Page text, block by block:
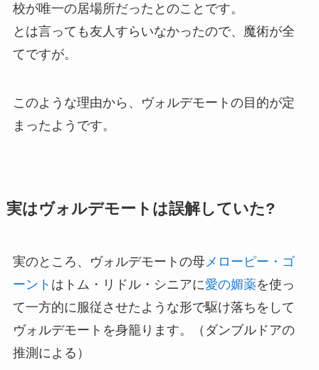
校が唯一の居場所だったとのことです。
とは言っても友人すらいなかったので、魔術が全
てですが。
このような理由から、ヴォルデモートの目的が定
まったようです。
実はヴォルデモートは誤解していた?
実のところ、ヴォルデモートの母メローピー・ゴ
ーント はトム・リドル・シニアに愛の媚薬を使っ
て一方的に服従させたような形で駆け落ちをして
ヴォルデモートを身籠ります。（ダンブルドアの
推測による）